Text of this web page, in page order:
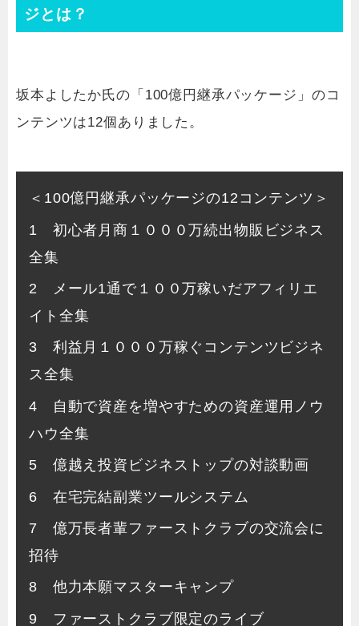
ジとは？
坂本よしたか氏の「100億円継承パッケージ」のコ
ンテンツは12個ありました。
＜100億円継承パッケージの12コンテンツ＞
1 初心者月商１０００万続出物販ビジネス
全集
2 メール1通で１００万稼いだアフィリエ
イト全集
3 利益月１０００万稼ぐコンテンツビジネ
ス全集
4 自動で資産を増やすための資産運用ノウ
ハウ全集
5 億越え投資ビジネストップの対談動画
6 在宅完結副業ツールシステム
7 億万長者輩ファーストクラブの交流会に
招待
8 他力本願マスターキャンプ
9 ファーストクラブ限定のライブ